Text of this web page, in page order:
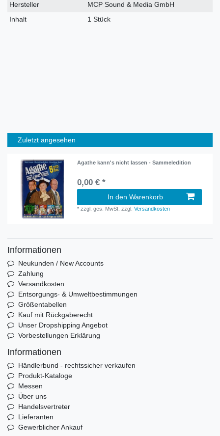
Hersteller
MCP Sound & Media GmbH
Inhalt
1 Stück
Zuletzt angesehen
Agathe kann's nicht lassen - Sammeledition
0,00 € *
In den Warenkorb
*zzgl. ges. MwSt. zzgl.Versandkosten
Informationen
Neukunden / New Accounts
Zahlung
Versandkosten
Entsorgungs- & Umweltbestimmungen
Größentabellen
Kauf mit Rückgaberecht
Unser Dropshipping Angebot
Vorbestellungen Erklärung
Informationen
Händlerbund - rechtssicher verkaufen
Produkt-Kataloge
Messen
Über uns
Handelsvertreter
Lieferanten
Gewerblicher Ankauf